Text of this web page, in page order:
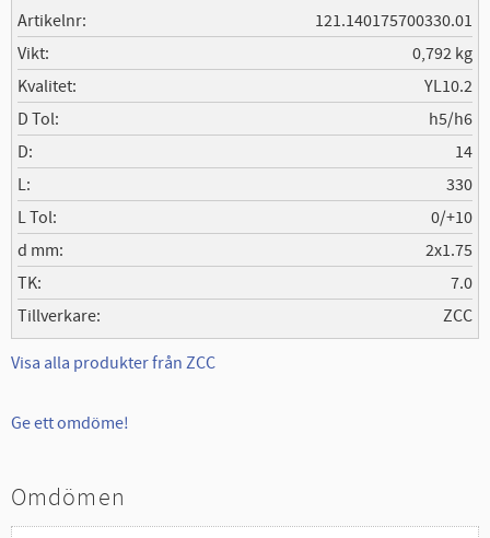
Artikelnr
121.140175700330.01
Vikt
0,792 kg
Kvalitet
YL10.2
D Tol
h5/h6
D
14
L
330
L Tol
0/+10
d mm
2x1.75
TK
7.0
Tillverkare
ZCC
Visa alla produkter från ZCC
Ge ett omdöme!
Omdömen